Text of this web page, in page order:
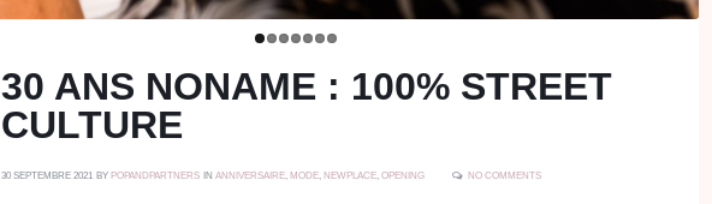
30 ANS NONAME : 100% STREET
CULTURE
30 SEPTEMBRE 2021 BYPOPANDPARTNERS INANNIVERSAIRE,MODE,NEWPLACE,OPENING NO COMMENTS